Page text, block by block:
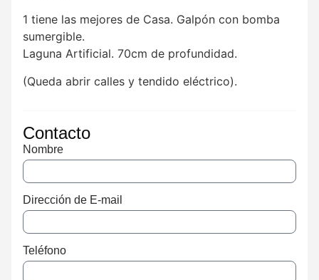
1 tiene las mejores de Casa. Galpón con bomba
sumergible.
Laguna Artificial. 70cm de profundidad.
(Queda abrir calles y tendido eléctrico).
Contacto
Nombre
Dirección de E-mail
Teléfono